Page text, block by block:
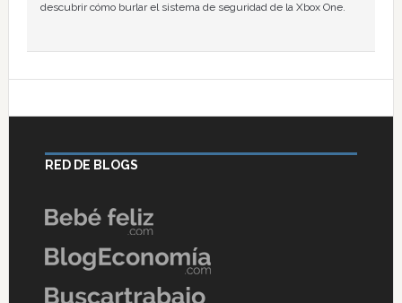
descubrir cómo burlar el sistema de seguridad de la Xbox One.
RED DE BLOGS